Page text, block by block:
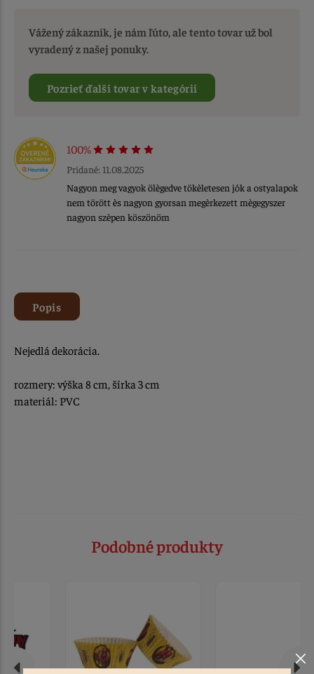
Vážený zákazník, je nám ľúto, ale tento tovar už bol
vyradený z našej ponuky.
Pozrieť ďalší tovar v kategórií
100%
Pridané: 11.08.2025
Nagyon meg vagyok ölègedve tökèletesen jók a ostyalapok
nem törött ès nagyon gyorsan megèrkezett mègegyszer
nagyon szèpen köszönöm
Popis
Nejedlá dekorácia.
rozmery: výška 8 cm, šírka 3 cm
materiál: PVC
Podobné produkty